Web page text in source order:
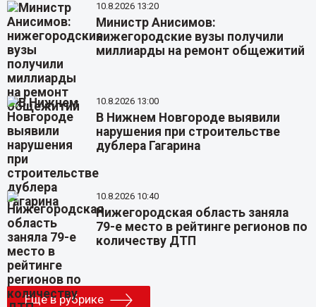
10.8.2026 13:20
Министр Анисимов:
нижегородские вузы получили
миллиарды на ремонт общежитий
10.8.2026 13:00
В Нижнем Новгороде выявили
нарушения при строительстве
дублера Гагарина
10.8.2026 10:40
Нижегородская область заняла
79-е место в рейтинге регионов по
количеству ДТП
Еще в рубрике